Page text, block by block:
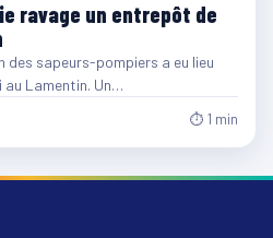
ravage un entrepôt de
sapeurs-pompiers a eu lieu
au Lamentin. Un…
⏱ 1 min